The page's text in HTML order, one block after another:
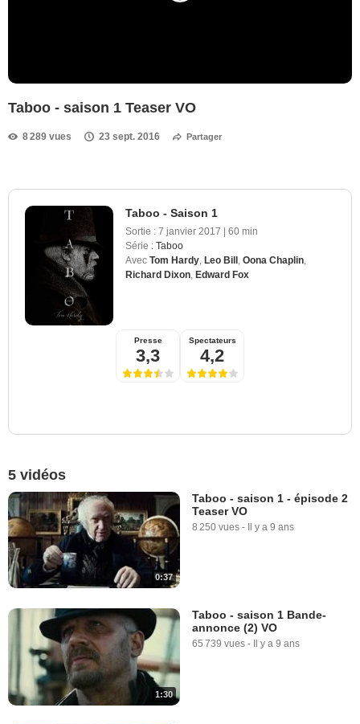
Taboo - saison 1 Teaser VO
8 289 vues 23 sept. 2016 Partager
Taboo - Saison 1
Sortie : 7 janvier 2017 | 60 min
Série : Taboo
Avec Tom Hardy Leo Bill Oona Chaplin
Richard Dixon Edward Fox
Presse
3,3
Spectateurs
4,2
5 vidéos
0:37
Taboo - saison 1 - épisode 2
Teaser VO
8 250 vues - Il y a 9 ans
1:30
Taboo - saison 1 Bande-
annonce (2) VO
65 739 vues - Il y a 9 ans